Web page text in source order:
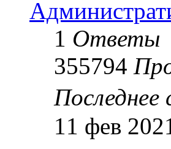
1 Ответы
355794
11 фев